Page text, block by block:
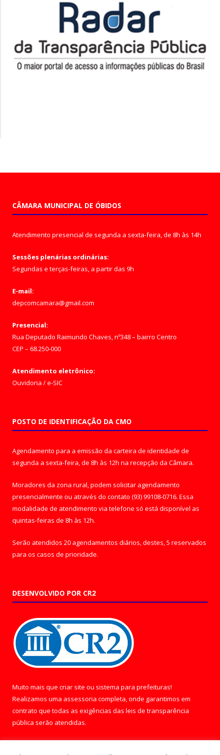
CÂMARA MUNICIPAL DE ÓBIDOS
Atendimento presencial de segunda a sexta-feira, de 8h às 14h
Sessões plenárias ordinárias:
Segundas e terças-feiras, a partir das 9h
E-mail:
depcomcamara@gmail.com
Presencial:
Rua Deputado Raimundo Chaves, nº348 – bairro Centro
CEP – 68.250-000
Atendimento eletrônico:
Ouvidoria /e-SIC
POSTO DE IDENTIFICAÇÃO DA CMO
Agendamento para a emissão da carteira de identidade de
segunda a sexta-feira, de 8h às 12h na recepção da Câmara.
Moradores da zona rural, podem solicitar agendamento
presencialmente ou através do contato (93) 99108-0716. Essa
modalidade de atendimento via telefone só está disponível as
quintas-feiras de 8h às 12h.
Serão atendidos 20 agendamentos diários, destes, 5 reservados
para os casos de prioridade.
DESENVOLVIDO POR CR2
Muito mais que criar site ou sistema para prefeituras!
Realizamos uma assessoria completa, onde garantimos em
contrato que todas as exigências das leis de transparência
pública serão atendidas.